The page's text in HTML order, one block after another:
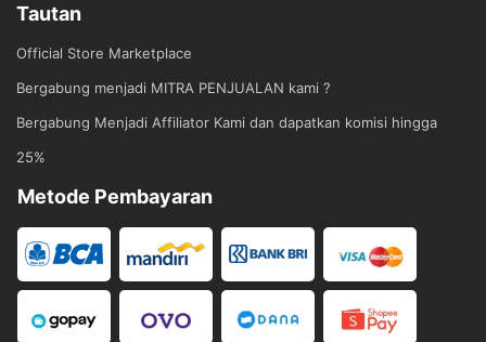
Tautan
Official Store Marketplace
Bergabung menjadi MITRA PENJUALAN kami ?
Bergabung Menjadi Affiliator Kami dan dapatkan komisi hingga
25%
Metode Pembayaran